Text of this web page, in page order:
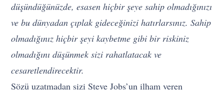
düşündüğünüzde, esasen hiçbir şeye sahip olmadığınızı
ve bu dünyadan çıplak gideceğinizi hatırlarsınız. Sahip
olmadığınız hiçbir şeyi kaybetme gibi bir riskiniz
olmadığını düşünmek sizi rahatlatacak ve
cesaretlendirecektir.
Sözü uzatmadan sizi Steve Jobs’un ilham veren